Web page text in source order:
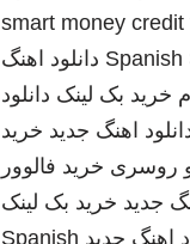
smart money credit
Spanish دانلود اهنگ
خرید بک لینک دانلود
اهنگ جدید خرید
روسری خرید فالوور
جدید خرید بک لینک
اهنگ جدید Spanish